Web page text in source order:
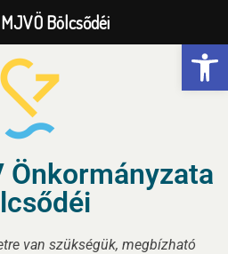
Önkormányzata
van szükségük, megbízható
Bölcsődéi